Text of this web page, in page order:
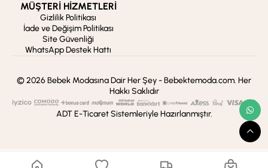
MÜŞTERİ HİZMETLERİ
Gizlilik Politikası
İade ve Değişim Politikası
Site Güvenliği
WhatsApp Destek Hattı
© 2026 Bebek Modasına Dair Her Şey - Bebektemoda.com. Her
Hakkı Saklıdır
ADT E-Ticaret Sistemleriyle Hazırlanmıştır.